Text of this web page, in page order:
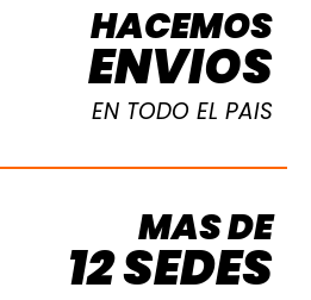
HACEMOS
ENVIOS
EN TODO EL PAIS
MAS DE
12 SEDES